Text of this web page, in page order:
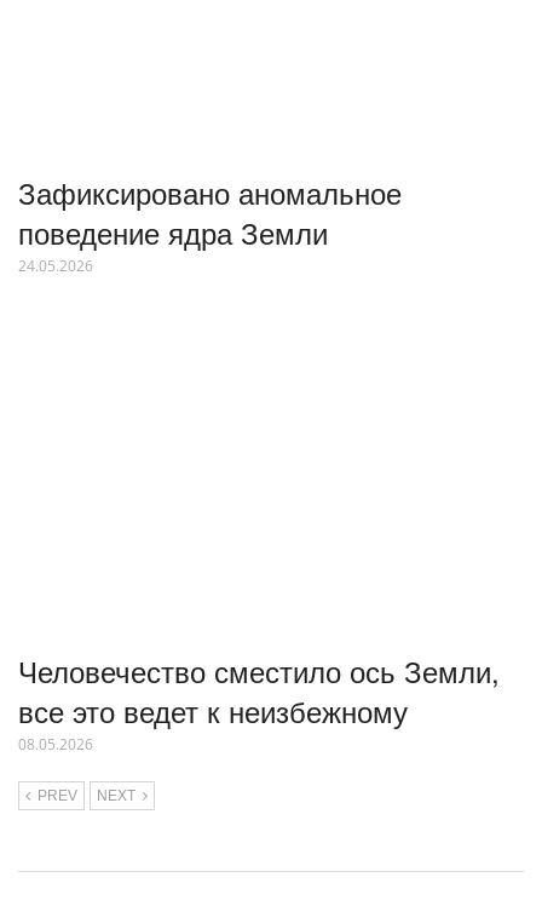
Зафиксировано аномальное
поведение ядра Земли
24.05.2026
Человечество сместило ось Земли,
все это ведет к неизбежному
08.05.2026
PREV NEXT